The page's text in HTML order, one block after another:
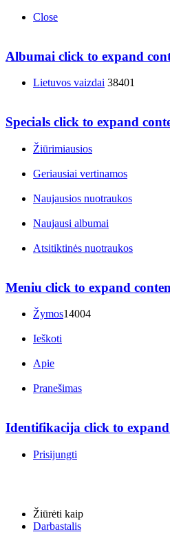
Close
Albumai click to expand
Lietuvos vaizdai 38401
Specials click to expand
Žiūrimiausios
Geriausiai vertinamos
Naujausios nuotraukos
Naujausi albumai
Atsitiktinės nuotraukos
Meniu click to expand
Žymos14004
Ieškoti
Apie
Pranešimas
Identifikacija click to
Prisijungti
Žiūrėti kaip
Darbastalis